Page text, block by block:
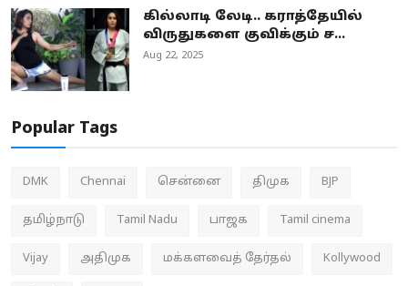
கில்லாடி லேடி.. கராத்தேயில்
விருதுகளை குவிக்கும் ச...
Aug 22, 2025
Popular Tags
DMK Chennai சென்னை திமுக BJP
தமிழ்நாடு Tamil Nadu பாஜக Tamil cinema
Vijay அதிமுக மக்களவைத் தேர்தல் Kollywood